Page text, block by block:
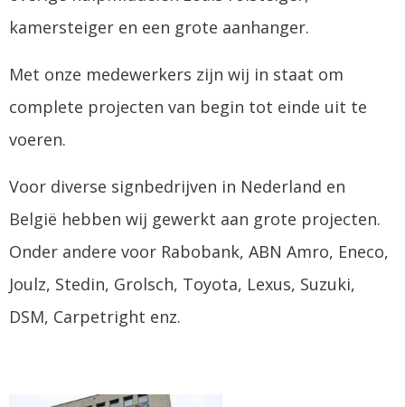
kamersteiger en een grote aanhanger.
Met onze medewerkers zijn wij in staat om
complete projecten van begin tot einde uit te
voeren.
Voor diverse signbedrijven in Nederland en
België hebben wij gewerkt aan grote projecten.
Onder andere voor Rabobank, ABN Amro, Eneco,
Joulz, Stedin, Grolsch, Toyota, Lexus, Suzuki,
DSM, Carpetright enz.